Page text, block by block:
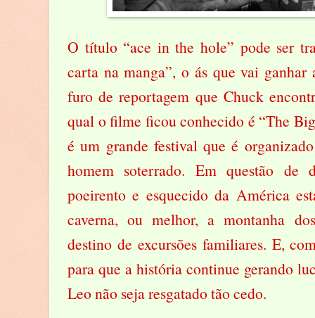
O título “ace in the hole” pode ser
carta na manga”, o ás que vai
furo de reportagem que Chuck
qual o filme ficou conhecido é “The
é um grande festival que é
homem soterrado. Em questão de
poeirento e esquecido da América
caverna, ou melhor, a montanha
destino de excursões familiares. E,
para que a história continue gerando
Leo não seja resgatado tão cedo.